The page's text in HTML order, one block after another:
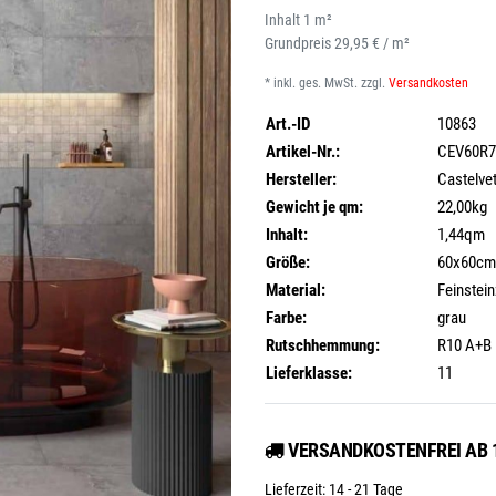
Waschtischunterschränke inkl.
Waschtisch
Dreh- und Schwingtüren
Schiebetüren
Wandfliesen
Inhalt 1 m²
Grundpreis29,95 € / m²
* inkl. ges. MwSt. zzgl. Versandkosten
Art.-ID
10863
Artikel-Nr.:
Hersteller:
Gewicht je qm:
22,00kg
Inhalt:
1,44qm
Größe:
60x60cm
Material:
Farbe:
grau
Rutschhemmung:
R10 A+B
Lieferklasse:
11
VERSANDKOSTENFREI AB
Lieferzeit: 14 - 21 Tage